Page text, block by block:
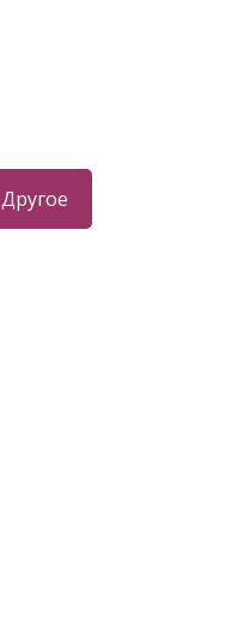
Другое